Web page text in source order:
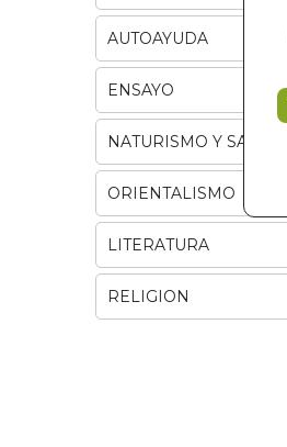
AUTOAYUDA
ENSAYO
NATURISMO Y SALUD
ORIENTALISMO
LITERATURA
RELIGION